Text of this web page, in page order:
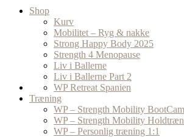
Shop
Kurv
Mobilitet – Ryg & nakke
Strong Happy Body 2025
Strength 4 Menopause
Liv i Ballerne
Liv i Ballerne Part 2
WP Retreat Spanien
Træning
WP – Strength Mobility
WP – Strength Mobility
WP – Personlig træning 1:1